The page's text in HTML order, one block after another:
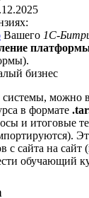
Вашего 1С-
).
бизнес
системы, можно
в формате
и итоговые
с сайта на сайт
обучающий